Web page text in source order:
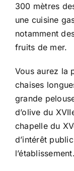
300 mètres
une cuisine
notamment
fruits de mer.
Vous aurez la
chaises
grande
d’olive du
chapelle du
d’intérêt
l’établissement.